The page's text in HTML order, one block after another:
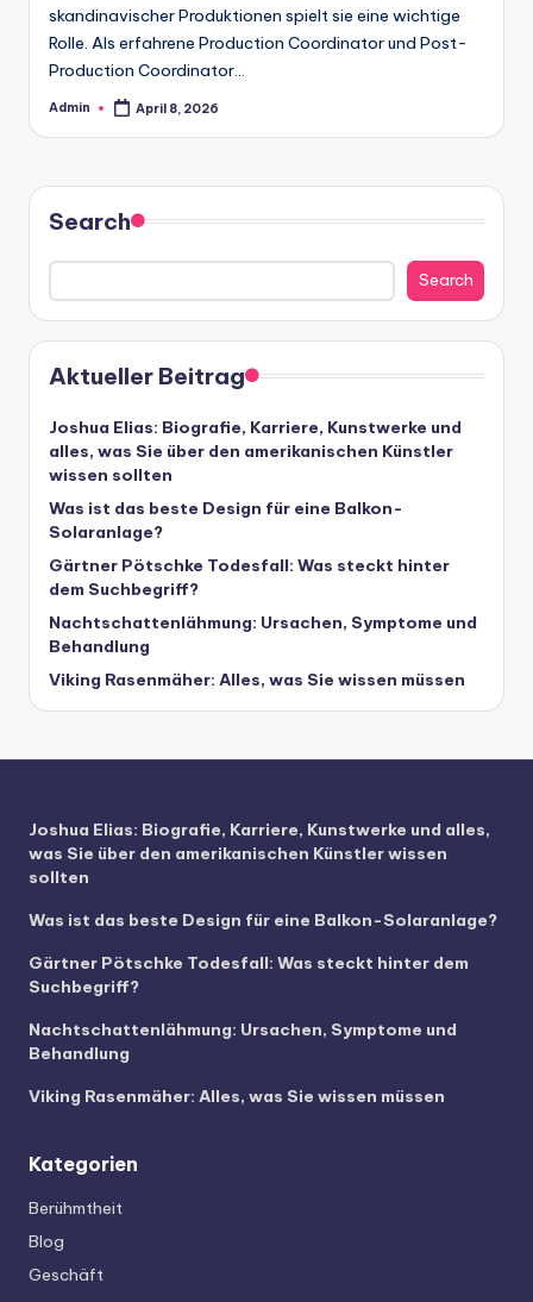
skandinavischer Produktionen spielt sie eine wichtige
Rolle. Als erfahrene Production Coordinator und Post-
Production Coordinator…
Posted
Admin April 8, 2026
Search
Search
Aktueller Beitrag
Joshua Elias: Biografie, Karriere, Kunstwerke und
alles, was Sie über den amerikanischen Künstler
wissen sollten
Was ist das beste Design für eine Balkon-
Solaranlage?
Gärtner Pötschke Todesfall: Was steckt hinter
dem Suchbegriff?
Nachtschattenlähmung: Ursachen, Symptome und
Behandlung
Viking Rasenmäher: Alles, was Sie wissen müssen
Joshua Elias: Biografie, Karriere, Kunstwerke und alles,
was Sie über den amerikanischen Künstler wissen
sollten
Was ist das beste Design für eine Balkon-Solaranlage?
Gärtner Pötschke Todesfall: Was steckt hinter dem
Suchbegriff?
Nachtschattenlähmung: Ursachen, Symptome und
Behandlung
Viking Rasenmäher: Alles, was Sie wissen müssen
Kategorien
Berühmtheit
Blog
Geschäft